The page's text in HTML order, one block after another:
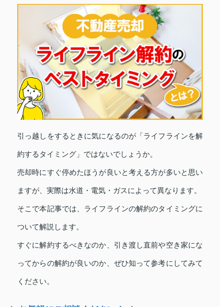
引っ越しをするときに気になるのが「ライフラインを解
約するタイミング」ではないでしょうか。
売却時にすぐ停めたほうが良いと考える方が多いと思い
ますが、実際は水道・電気・ガスによって異なります。
そこで本記事では、ライフラインの解約のタイミングに
ついて解説します。
すぐに解約するべきなのか、引き渡し直前や空き家にな
ってからの解約が良いのか、ぜひ知って参考にしてみて
ください。